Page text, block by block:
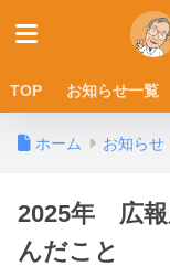
TOP お知らせ一覧
ホーム お知らせ
2025年 広
んだこと